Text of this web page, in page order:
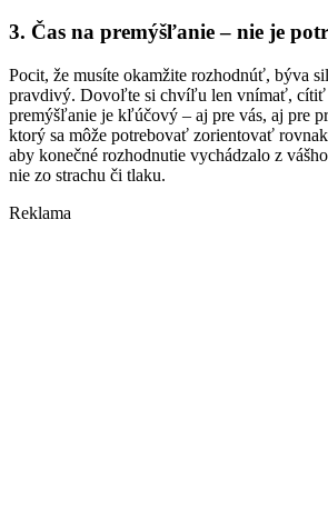
3. Čas na premýšľanie – nie je
Pocit, že musíte okamžite rozhodnúť, býva
pravdivý. Dovoľte si chvíľu len vnímať, cítiť
premýšľanie je kľúčový – aj pre vás, aj pre
ktorý sa môže potrebovať zorientovať
aby konečné rozhodnutie vychádzalo z
nie zo strachu či tlaku.
Reklama